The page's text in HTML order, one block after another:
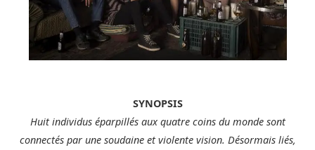
SYNOPSIS
Huit individus éparpillés aux quatre coins du monde sont
connectés par une soudaine et violente vision. Désormais liés,